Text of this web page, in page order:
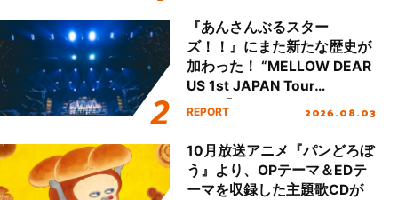
『あんさんぶるスター
ズ！！』にまた新たな歴史が
加わった！ “MELLOW DEAR
US 1st JAPAN Tour
Final「NICE to meet YOU
ート!!
REPORT 2026.08.03
10月放送アニメ『パンどろぼ
う』より、OPテーマ＆EDテ
ーマを収録した主題歌CDが